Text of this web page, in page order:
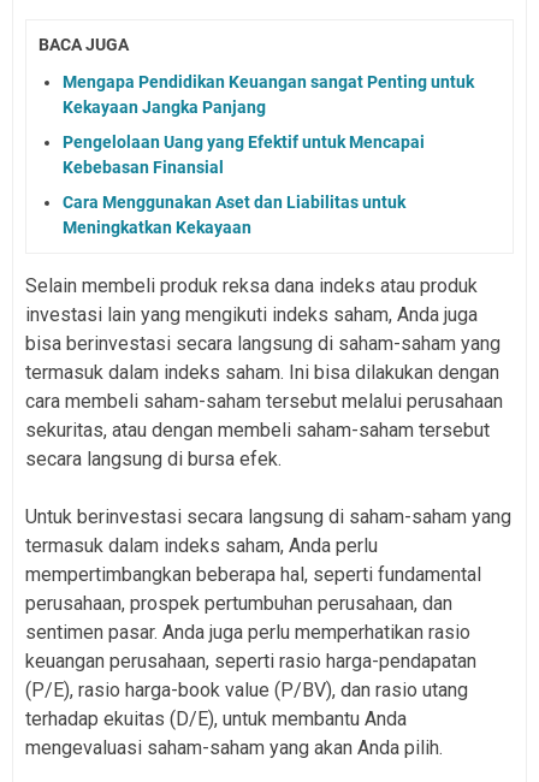
BACA JUGA
Mengapa Pendidikan Keuangan sangat Penting untuk
Kekayaan Jangka Panjang
Pengelolaan Uang yang Efektif untuk Mencapai
Kebebasan Finansial
Cara Menggunakan Aset dan Liabilitas untuk
Meningkatkan Kekayaan
Selain membeli produk reksa dana indeks atau produk
investasi lain yang mengikuti indeks saham, Anda juga
bisa berinvestasi secara langsung di saham-saham yang
termasuk dalam indeks saham. Ini bisa dilakukan dengan
cara membeli saham-saham tersebut melalui perusahaan
sekuritas, atau dengan membeli saham-saham tersebut
secara langsung di bursa efek.
Untuk berinvestasi secara langsung di saham-saham yang
termasuk dalam indeks saham, Anda perlu
mempertimbangkan beberapa hal, seperti fundamental
perusahaan, prospek pertumbuhan perusahaan, dan
sentimen pasar. Anda juga perlu memperhatikan rasio
keuangan perusahaan, seperti rasio harga-pendapatan
(P/E), rasio harga-book value (P/BV), dan rasio utang
terhadap ekuitas (D/E), untuk membantu Anda
mengevaluasi saham-saham yang akan Anda pilih.